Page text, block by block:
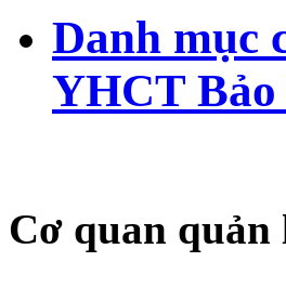
Danh mục
YHCT
Cơ quan quản